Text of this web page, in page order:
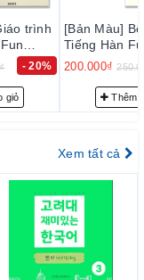
[Bản Màu] Bộ Giáo
Tiếng Hàn Fun Fun
Korean 4 - 재미 있는
국어 4
200.000₫ 250.000₫ -
Thêm vào giỏ
Xem tất cả